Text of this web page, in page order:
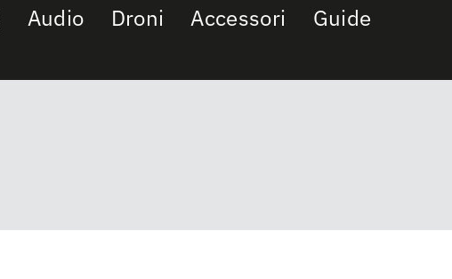
Audio Droni Accessori
Guide